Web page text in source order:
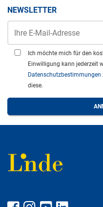
NEWSLETTER
Ich möchte mich für den
Einwilligung kann jederzeit
Datenschutzbestimmungen
diese.